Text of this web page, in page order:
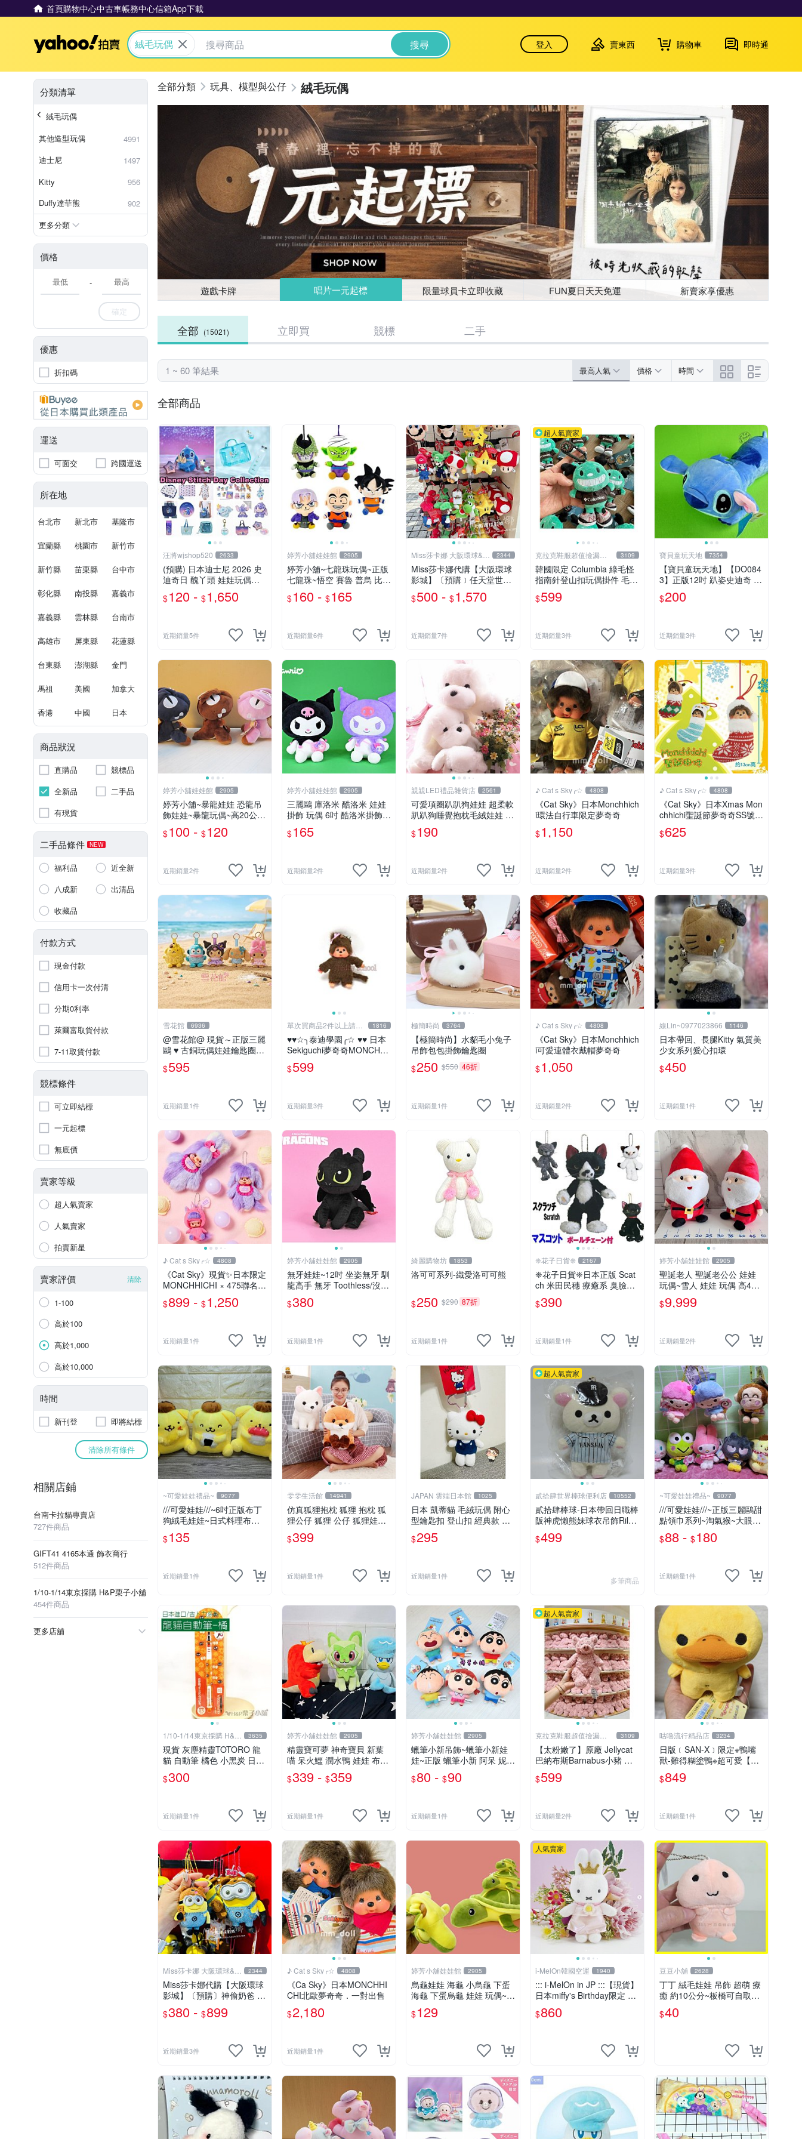
首頁購物中心中古車帳務中心信箱App下載
Yahoo拍賣
絨毛玩偶 搜尋 登入 賣東西 購物車 即時通
分類清單
絨毛玩偶
其他造型玩偶
4991
迪士尼
1497
Kitty
956
Duffy達菲熊
902
更多分類
價格
-
確定
優惠
折扣碼
運送
可面交 跨國運送
所在地
台北市 新北市 基隆市
宜蘭縣 桃園市 新竹市
新竹縣 苗栗縣 台中市
彰化縣 南投縣 嘉義市
嘉義縣 雲林縣 台南市
高雄市 屏東縣 花蓮縣
台東縣 澎湖縣 金門
馬祖 美國 加拿大
香港 中國 日本
商品狀況
直購品
競標品
全新品
二手品
有現貨
二手品條件 NEW
福利品
近全新
八成新
出清品
收藏品
付款方式
現金付款
信用卡一次付清
分期0利率
萊爾富取貨付款
7-11取貨付款
競標條件
可立即結標
一元起標
無底價
賣家等級
超人氣賣家
人氣賣家
拍賣新星
賣家評價 清除
1-100
高於100
高於1,000
高於10,000
時間
新刊登 即將結標
清除所有條件
相關店鋪
台南卡拉貓專賣店
727件商品
GIFT41 4165本通 飾衣商行
512件商品
1/10-1/14東京採購 H&P栗子小舖
454件商品
更多店舖
玩具、模型與公仔 絨毛玩偶
遊戲卡牌 唱片一元起標 限量球員卡立即收藏 FUN夏日天天免運 新賣家享優惠
全部 (15021) 立即買 競標 二手
1 ~ 60 筆結果 最高人氣 價格 時間
全部商品
汪將wjshop520 2633
(預購) 日本迪士尼 2026 史
迪奇日 醜丫頭 娃娃玩偶布
偶吊飾鑰匙圈 涼毯 托特包
置物包購物袋 毛巾貼紙公仔
$120 - $1,650
近期銷量5件
婷芳小舖娃娃館 2905
婷芳小舖~七龍珠玩偶~正版
七龍珠~悟空 賽魯 普烏 比克
克林 特南克斯 娃娃 玩偶~七
龍珠玩偶~生日情人禮
$160 - $165
近期銷量6件
Miss莎卡娜 大阪環球&迪
士尼代購
2344
Miss莎卡娜代購【大阪環球
影城】〔預購﹞任天堂世界
瑪利歐 路易吉 耀西 奇諾比
奧 碧姬公主 無敵星星 蘑菇
$500 - $1,570
近期銷量7件
超人氣賣家
克拉克鞋服超值撿漏
KLKXF
3109
韓國限定 Columbia 綠毛怪
指南針登山扣玩偶掛件 毛絨
玩具
$599
近期銷量3件
寶貝童玩天地 7354
【寶貝童玩天地】【DO084
3】正版12吋 趴姿史迪奇 *D
O01
$200
近期銷量3件
婷芳小舖娃娃館 2905
婷芳小舖~暴龍娃娃 恐龍吊
飾娃娃~暴龍玩偶~高20公分
~恐龍娃娃~侏儸紀世界~暴
龍 暴龍玩偶~生日/情人禮物
$100 - $120
近期銷量2件
婷芳小舖娃娃館 2905
三麗鷗 庫洛米 酷洛米 娃娃
掛飾 玩偶 6吋 酷洛米掛飾飾
娃娃~正版三麗鷗 酷洛米坐
姿背小背包款 酷洛米娃娃掛
$165
近期銷量2件
親親LED禮品雜貨店 2561
可愛項圈趴趴狗娃娃 超柔軟
趴趴狗睡覺抱枕毛絨娃娃 25
公分白色狗狗抱枕娃娃 生日
禮物
$190
近期銷量2件
♪ Cat s Sky╭☆ 4808
《Cat Sky》日本Monchhich
i環法自行車限定夢奇奇
$1,150
近期銷量2件
♪ Cat s Sky╭☆ 4808
《Cat Sky》日本Xmas Mon
chhichi聖誕節夢奇奇SS號吊
飾
$625
近期銷量3件
雪花館 6936
@雪花館@ 現貨～正版三麗
鷗 ♥ 古銅玩偶娃娃鑰匙圈掛
飾
$595
近期銷量1件
單次買商品2件以上請先
詢問運費
1816
♥♥☆╮泰迪學園╭☆ ♥♥ 日本
Sekiguchi夢奇奇MONCHHI
CHI【mini女孩】吊飾(另售
男孩)
$599
近期銷量3件
極簡時尚 3764
【極簡時尚】水貂毛小兔子
吊飾包包掛飾鑰匙圈
$250 $550 46折
近期銷量1件
♪ Cat s Sky╭☆ 4808
《Cat Sky》日本Monchhich
i可愛連體衣戴帽夢奇奇
$1,050
近期銷量2件
線Lin~0977023866 1146
日本帶回、長腿Kitty 氣質美
少女系列愛心扣環
$450
近期銷量1件
♪ Cat s Sky╭☆ 4808
《Cat Sky》現貨✨️日本限定
MONCHHICHI × 475聯名款
夢奇奇
$899 - $1,250
近期銷量1件
婷芳小舖娃娃館 2905
無牙娃娃~12吋 坐姿無牙 馴
龍高手 無牙 Toothless/沒牙
仔 黑色夜煞公仔-全省配送
$380
近期銷量1件
綺麗購物坊 1853
洛可可系列-織愛洛可可熊
$250 $290 87折
近期銷量1件
❈花子日貨❈ 2167
❈花子日貨❈日本正版 Scat
ch 米田民穗 療癒系 臭臉貓
抓抓貓 玩偶吊飾 生日禮物
交換禮物
$390
近期銷量1件
婷芳小舖娃娃館 2905
聖誕老人 聖誕老公公 娃娃
玩偶~雪人 娃娃 玩偶 高40
公分 聖誕老公公 交換禮物
聖誕娃娃娃 耶誕禮物 聖誕
$9,999
近期銷量2件
~可愛娃娃禮品~ 9077
///可愛娃娃///~6吋正版布丁
狗絨毛娃娃~日式料理布丁
狗~壽司~三角飯糰~炸蝦---
約15公分
$135
近期銷量1件
雯雯生活館 14941
仿真狐狸抱枕 狐狸 抱枕 狐
狸公仔 狐狸 公仔 狐狸娃娃
狐狸 娃娃 玩偶 玩具 聖誕節
生日 情人節禮物禮品
$399
近期銷量1件
JAPAN 雲端日本館 1025
日本 凱蒂貓 毛絨玩偶 附心
型鑰匙扣 登山扣 經典款 愛
心 心型
$295
近期銷量1件
超人氣賣家
貳拾肆世界棒球便利店 10552
貳拾肆棒球-日本帶回日職棒
阪神虎懶熊妹球衣吊飾Rilak
kuma
$499
多筆商品
~可愛娃娃禮品~ 9077
///可愛娃娃///~正版三麗鷗甜
點領巾系列~淘氣猴~大眼蛙
~酷企鵝~布丁狗~美樂蒂~大
耳狗~雙子星絨毛娃娃--3吋
$88 - $180
近期銷量1件
1/10-1/14東京採購 H&P 3635
現貨 灰塵精靈TOTORO 龍
貓 自動筆 橘色 小黑炭 日本
進口 生日禮物 交換禮物[H&
P栗子小舖]
$300
近期銷量1件
婷芳小舖娃娃館 2905
精靈寶可夢 神奇寶貝 新葉
喵 呆火鱷 潤水鴨 娃娃 布偶
玩偶 寶可夢中心 呆火鱷玩
偶 御三家 神奇寶貝~生日情
$339 - $359
近期銷量1件
婷芳小舖娃娃館 2905
蠟筆小新吊飾~蠟筆小新娃
娃~正版 蠟筆小新 阿呆 妮妮
正男 風間 娃娃 吊飾~新之助
小新吊飾 包包吊飾~生日情
$80 - $90
近期銷量1件
超人氣賣家
克拉克鞋服超值撿漏
KLKXF
3109
【太粉嫩了】原廠 Jellycat
巴納布斯Barnabus小豬 毛
絨玩具公仔 可愛柔軟 禮物
$599
近期銷量2件
咕嚕流行精品店 3234
日版﹝SAN-X﹞限定※鴨嘴
獸-難得糊塗鴨※超可愛【難
得糊塗鴨站姿公仔】絨毛布
偶(14公分)
$849
近期銷量1件
Miss莎卡娜 大阪環球&迪
士尼代購
2344
Miss莎卡娜代購【大阪環球
影城】〔預購〕神偷奶爸 黃
色小小兵 Tim熊 提姆熊 絨
毛娃娃 玩偶吊飾 包包掛飾
$380 - $899
近期銷量3件
♪ Cat s Sky╭☆ 4808
《Ca Sky》日本MONCHHI
CHI北歐夢奇奇．一對出售
$2,180
近期銷量1件
婷芳小舖娃娃館 2905
烏龜娃娃 海龜 小烏龜 下蛋
海龜 下蛋烏龜 娃娃 玩偶~7
吋 不可脫殼烏龜玩偶 ~生日/
情人禮物~全省配送
$129
人氣賣家
i-MelOn韓國空運 1940
::: i-MelOn in JP :::【現貨】
日本miffy's Birthday限定 米
菲米飛兔皇冠珍珠洋裝 玩偶
吊飾
$860
豆豆小舖 2628
丁丁 絨毛娃娃 吊飾 超萌 療
癒 約10公分~板橋可自取~6
062
$40